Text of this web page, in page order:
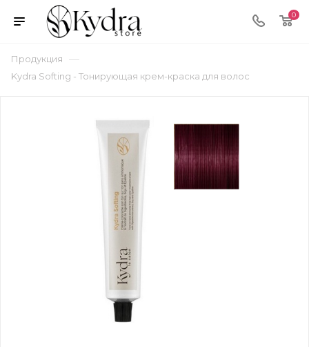
0
Продукция —
Kydra Softing - Тонирующая крем-краска для волос